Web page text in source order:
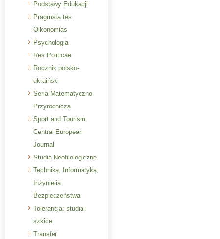
Podstawy Edukacji
Pragmata tes
Oikonomias
Psychologia
Res Politicae
Rocznik polsko-
ukraiński
Seria Matematyczno-
Przyrodnicza
Sport and Tourism.
Central European
Journal
Studia Neofilologiczne
Technika, Informatyka,
Inżynieria
Bezpieczeństwa
Tolerancja: studia i
szkice
Transfer